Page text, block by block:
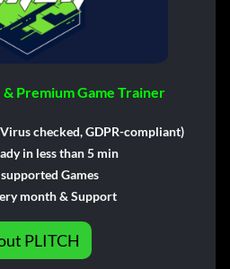
& Premium Game Trainer
checked, GDPR-compliant)
in less than 5 min
Games
month & Support
PLITCH